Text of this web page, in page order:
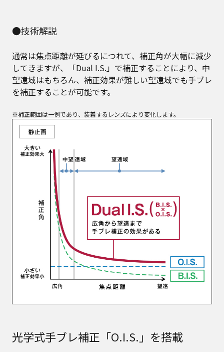
●技術解説
通常は焦点距離が延びるにつれて、補正角が大幅に減少
してきますが、「Dual I.S.」で補正することにより、中
望遠域はもちろん、補正効果が難しい望遠域でも手ブレ
を補正することが可能です。
※補正範囲は一例であり、装着するレンズにより変化します。
光学式手ブレ補正「O.I.S.」を搭載